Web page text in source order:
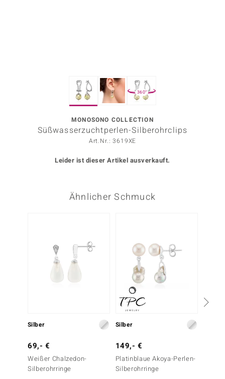
BY DE MELO
360°
MONOSONO COLLECTION
Süßwasserzuchtperlen-Silberohrclips
Art.Nr.: 3619XE
Leider ist dieser Artikel ausverkauft.
Ähnlicher Schmuck
Silber
69,- €
Weißer Chalzedon-
Silberohrringe
Silber
149,- €
Platinblaue Akoya-Perlen-
Silberohrringe